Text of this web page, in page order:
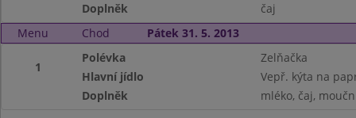
Doplněk
čaj
Menu
Chod Pátek 31. 5. 2013
1
Polévka
Zelňačka
Hlavní jídlo
Vepř. kýta na
Doplněk
mléko, čaj,